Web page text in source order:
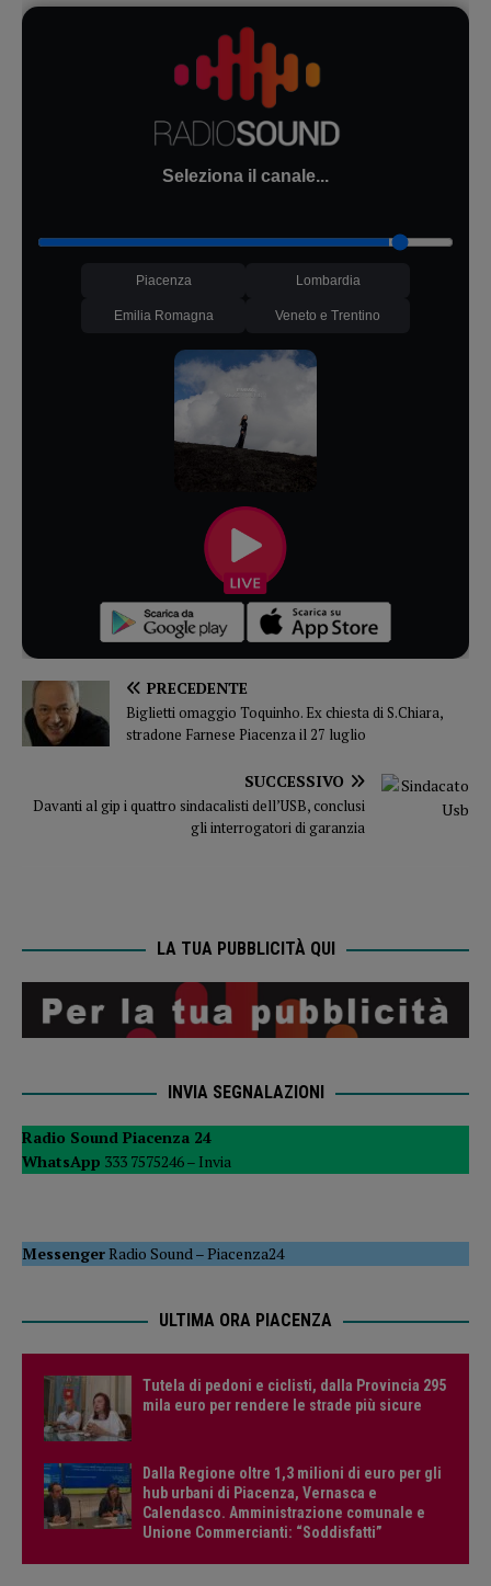
Seleziona il canale...
Piacenza Lombardia
Emilia Romagna Veneto e Trentino
PRECEDENTE
Biglietti omaggio Toquinho. Ex chiesta di S.Chiara,
stradone Farnese Piacenza il 27 luglio
SUCCESSIVO
Davanti al gip i quattro sindacalisti dell’USB, conclusi
gli interrogatori di garanzia
LA TUA PUBBLICITÀ QUI
INVIA SEGNALAZIONI
Radio Sound Piacenza 24
WhatsApp 333 7575246 – Invia
MessengerRadio Sound –Piacenza24
ULTIMA ORA PIACENZA
Tutela di pedoni e ciclisti, dalla Provincia 295
mila euro per rendere le strade più sicure
Dalla Regione oltre 1,3 milioni di euro per gli
hub urbani di Piacenza, Vernasca e
Calendasco. Amministrazione comunale e
Unione Commercianti: “Soddisfatti”